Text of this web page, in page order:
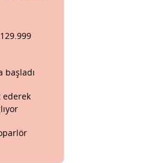
başladı
ederek